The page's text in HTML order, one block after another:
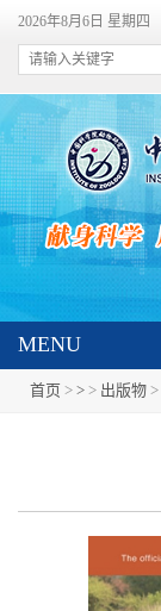
2026年8月6日 星期四
MENU
首页 > > > 出版物 >